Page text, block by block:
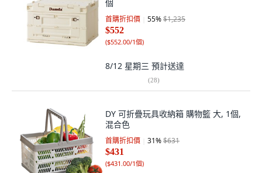
個
首購折扣價 55%$1,235
$552
($552.00/1個)
8/12 星期三 預計送達
(28)
DY 可折疊玩具收納箱 購物籃 大, 1個,
混合色
首購折扣價 31%$631
$431
($431.00/1個)